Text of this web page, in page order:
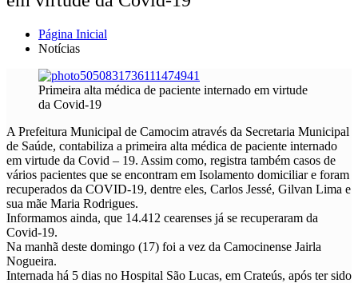
Página Inicial
Notícias
Primeira alta médica de paciente internado em virtude
da Covid-19
A Prefeitura Municipal de Camocim através da Secretaria Municipal
de Saúde, contabiliza a primeira alta médica de paciente internado
em virtude da Covid – 19. Assim como, registra também casos de
vários pacientes que se encontram em Isolamento domiciliar e foram
recuperados da COVID-19, dentre eles, Carlos Jessé, Gilvan Lima e
sua mãe Maria Rodrigues.
Informamos ainda, que 14.412 cearenses já se recuperaram da
Covid-19.
Na manhã deste domingo (17) foi a vez da Camocinense Jairla
Nogueira.
Internada há 5 dias no Hospital São Lucas, em Crateús, após ter sido